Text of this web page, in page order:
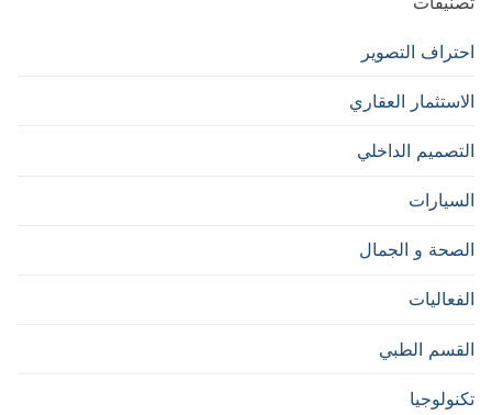
احتراف التصوير
الاستثمار العقاري
التصميم الداخلي
السيارات
الصحة و الجمال
الفعاليات
القسم الطبي
تكنولوجيا